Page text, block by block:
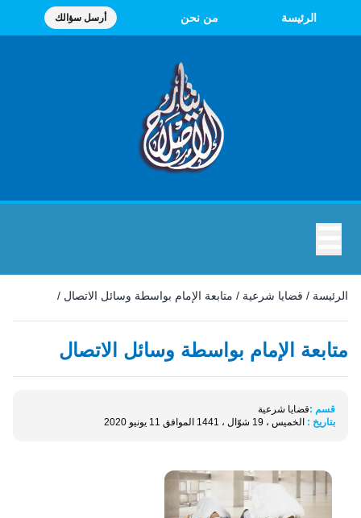
الرئيسة من نحن أرسل سؤالك
الرئيسة / قضايا شرعية / متابعة الإمام بواسطة وسائل الاتصال /
متابعة الإمام بواسطة وسائل الاتصال
قسم :قضايا شرعية
بتاريخ : الخميس ، 19 شوّال ، 1441 الموافق 11 يونيو 2020